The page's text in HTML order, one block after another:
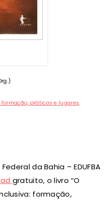
práticas e lugares.
da Bahia – EDUFBA
gratuito, o livro “O
formação,